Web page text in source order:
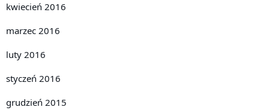
kwiecień 2016
marzec 2016
luty 2016
styczeń 2016
grudzień 2015